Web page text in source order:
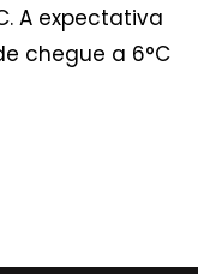
A expectativa
chegue a 6°C